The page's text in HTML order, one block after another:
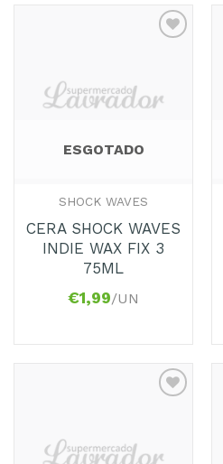
Favoritos
ESGOTADO
SHOCK WAVES
CERA SHOCK WAVES
INDIE WAX FIX 3
75ML
€1,99/UN
Favoritos